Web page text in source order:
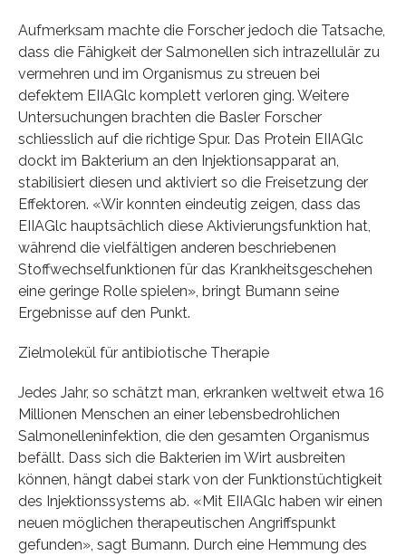
Aufmerksam machte die Forscher jedoch die Tatsache,
dass die Fähigkeit der Salmonellen sich intrazellulär zu
vermehren und im Organismus zu streuen bei
defektem EIIAGlc komplett verloren ging. Weitere
Untersuchungen brachten die Basler Forscher
schliesslich auf die richtige Spur. Das Protein EIIAGlc
dockt im Bakterium an den Injektionsapparat an,
stabilisiert diesen und aktiviert so die Freisetzung der
Effektoren. «Wir konnten eindeutig zeigen, dass das
EIIAGlc hauptsächlich diese Aktivierungsfunktion hat,
während die vielfältigen anderen beschriebenen
Stoffwechselfunktionen für das Krankheitsgeschehen
eine geringe Rolle spielen», bringt Bumann seine
Ergebnisse auf den Punkt.
Zielmolekül für antibiotische Therapie
Jedes Jahr, so schätzt man, erkranken weltweit etwa 16
Millionen Menschen an einer lebensbedrohlichen
Salmonelleninfektion, die den gesamten Organismus
befällt. Dass sich die Bakterien im Wirt ausbreiten
können, hängt dabei stark von der Funktionstüchtigkeit
des Injektionssystems ab. «Mit EIIAGlc haben wir einen
neuen möglichen therapeutischen Angriffspunkt
gefunden», sagt Bumann. Durch eine Hemmung des